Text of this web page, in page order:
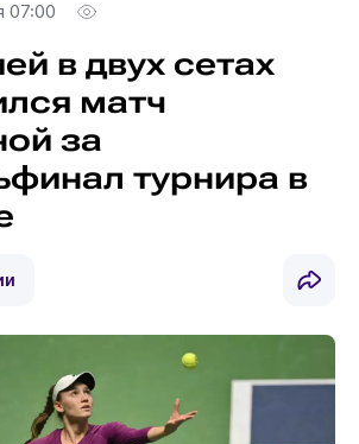
07:00
в двух сетах
матч
за
турнира в